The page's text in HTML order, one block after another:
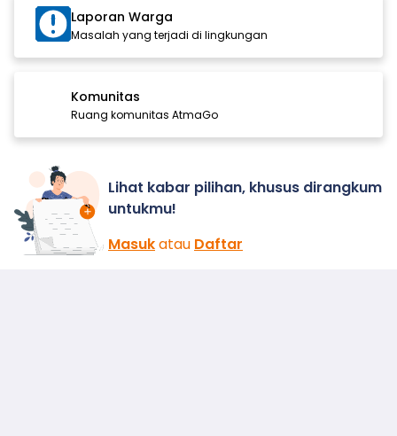
Laporan Warga
Masalah yang terjadi di lingkungan
Komunitas
Ruang komunitas AtmaGo
Lihat kabar pilihan, khusus dirangkum
untukmu!
Masukatau Daftar